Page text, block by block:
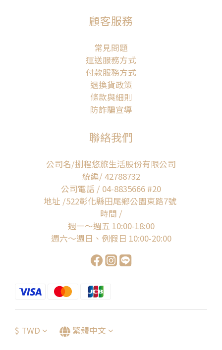
顧客服務
常見問題
運送服務方式
付款服務方式
退換貨政策
條款與細則
防詐騙宣導
聯絡我們
公司名/捌程悠旅生活股份有限公司
統編/ 42788732
公司電話 / 04-8835666 #20
地址 /522彰化縣田尾鄉公園東路7號
時間 /
週一～週五 10:00-18:00
週六～週日、例假日 10:00-20:00
$ TWD 繁體中文